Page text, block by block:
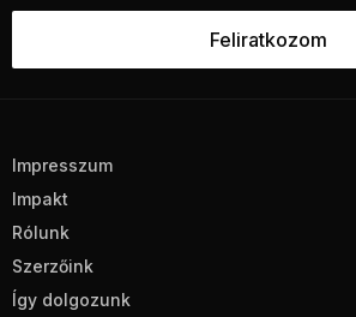
Impresszum
Impakt
Rólunk
Szerzőink
Így dolgozunk